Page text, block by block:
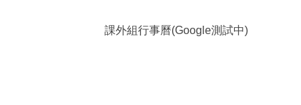
課外組行事曆(Google測試中)